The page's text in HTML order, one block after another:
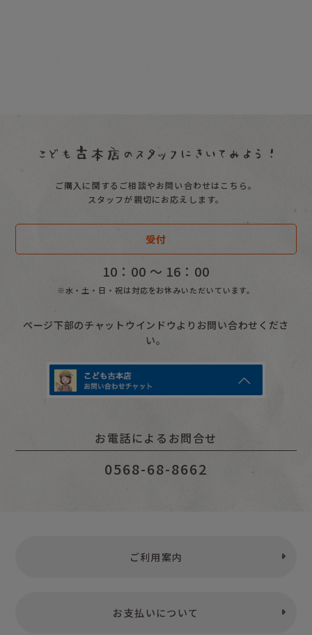
ご購入に関するご相談やお問い合わせはこちら。
スタッフが親切にお応えします。
受付
10：00 〜 16：00
※水・土・日・祝は対応をお休みいただいています。
ページ下部のチャットウインドウよりお問い合わせくださ
い。
お電話によるお問合せ
0568-68-8662
ご利用案内
お支払いについて